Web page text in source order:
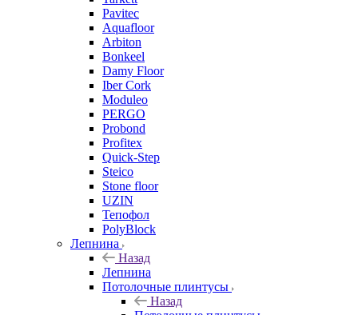
Pavitec
Aquafloor
Arbiton
Bonkeel
Damy Floor
Iber Cork
Moduleo
PERGO
Probond
Profitex
Quick-Step
Steico
Stone floor
UZIN
Тепофол
PolyBlock
Лепнина
Назад
Лепнина
Потолочные плинтусы
Назад